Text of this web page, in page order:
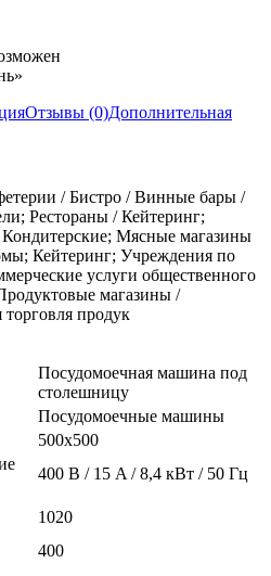
Отзывы (0)Дополнительная
/ Бистро / Винные бары /
Рестораны / Кейтеринг;
Мясные магазины
Кейтеринг; Учреждения по
услуги общественного
магазины /
торговля продук
Посудомоечная машина под
столешницу
Посудомоечные машины
500x500
400 В / 15 A / 8,4 кВт / 50 Гц
1020
400